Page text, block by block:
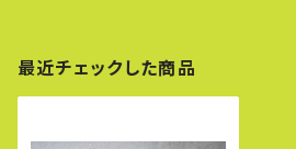
最近チェックした商品